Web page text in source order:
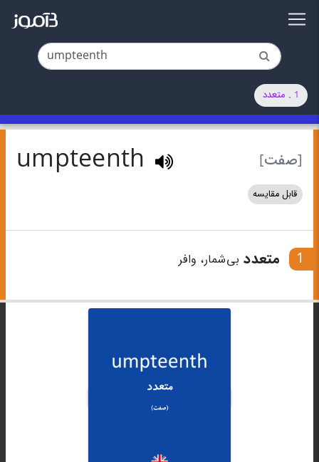
1 . متعدد
[صفت] umpteenth
قابل مقایسه
1 متعدد بی‌شمار، وافر